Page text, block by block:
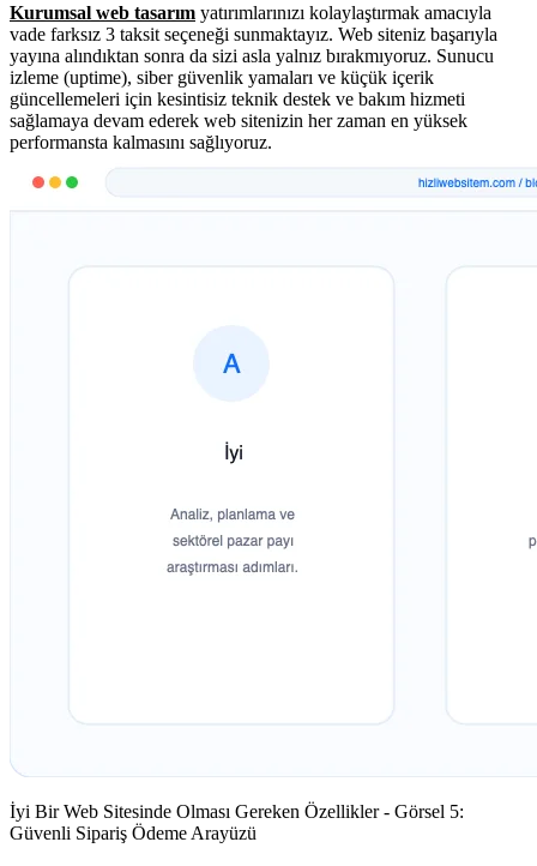
Kurumsal web tasarım yatırımlarınızı kolaylaştırmak amacıyla
vade farksız 3 taksit seçeneği sunmaktayız. Web siteniz başarıyla
yayına alındıktan sonra da sizi asla yalnız bırakmıyoruz. Sunucu
izleme (uptime), siber güvenlik yamaları ve küçük içerik
güncellemeleri için kesintisiz teknik destek ve bakım hizmeti
sağlamaya devam ederek web sitenizin her zaman en yüksek
performansta kalmasını sağlıyoruz.
İyi Bir Web Sitesinde Olması Gereken Özellikler - Görsel 5:
Güvenli Sipariş Ödeme Arayüzü